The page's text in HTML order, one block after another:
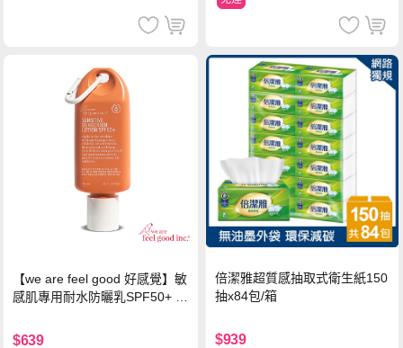
【we are feel good 好感覺】敏
感肌專用耐水防曬乳SPF50+ 7
$639
倍潔雅超質感抽取式衛生紙150
抽x84包/箱
$939